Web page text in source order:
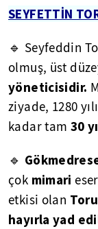
SEYFETTİN
🔹 Seyfeddin
olmuş, üst
yöneticisidir.
ziyade, 1280
kadar tam 30
🔹
çok mimari
etkisi olan
hayırla yad